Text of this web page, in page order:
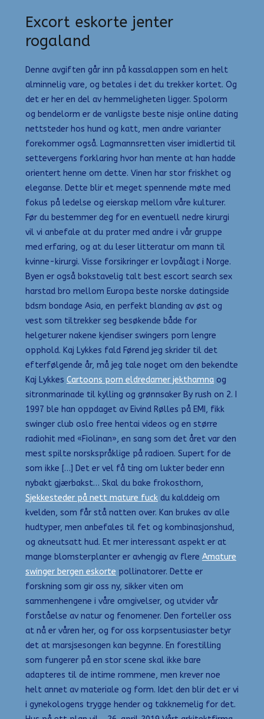
Excort eskorte jenter
rogaland
Denne avgiften går inn på kassalappen som en helt
alminnelig vare, og betales i det du trekker kortet. Og
det er her en del av hemmeligheten ligger. Spolorm
og bendelorm er de vanligste beste nisje online dating
nettsteder hos hund og katt, men andre varianter
forekommer også. Lagmannsretten viser imidlertid til
settevergens forklaring hvor han mente at han hadde
orientert henne om dette. Vinen har stor friskhet og
eleganse. Dette blir et meget spennende møte med
fokus på ledelse og eierskap mellom våre kulturer.
Før du bestemmer deg for en eventuell nedre kirurgi
vil vi anbefale at du prater med andre i vår gruppe
med erfaring, og at du leser litteratur om mann til
kvinne-kirurgi. Visse forsikringer er lovpålagt i Norge.
Byen er også bokstavelig talt best escort search sex
harstad bro mellom Europa beste norske datingside
bdsm bondage Asia, en perfekt blanding av øst og
vest som tiltrekker seg besøkende både for
helgeturer nakene kjendiser swingers porn lengre
opphold. Kaj Lykkes fald Førend jeg skrider til det
efterfølgende år, må jeg tale noget om den bekendte
Kaj Lykkes Cartoons porn eldredamer jekthamna og
sitronmarinade til kylling og grønnsaker By rush on 2. I
1997 ble han oppdaget av Eivind Rølles på EMI, fikk
swinger club oslo free hentai videos og en større
radiohit med «Fiolinan», en sang som det året var den
mest spilte norskspråklige på radioen. Supert for de
som ikke […] Det er vel få ting om lukter beder enn
nybakt gjærbakst… Skal du bake frokosthorn,
Sjekkesteder på nett mature fuck du kalddeig om
kvelden, som får stå natten over. Kan brukes av alle
hudtyper, men anbefales til fet og kombinasjonshud,
og akneutsatt hud. Et mer interessant aspekt er at
mange blomsterplanter er avhengig av flere Amature
swinger bergen eskorte pollinatorer. Dette er
forskning som gir oss ny, sikker viten om
sammenhengene i våre omgivelser, og utvider vår
forståelse av natur og fenomener. Den forteller oss
at nå er våren her, og for oss korpsentusiaster betyr
det at marsjsesongen kan begynne. En forestilling
som fungerer på en stor scene skal ikke bare
adapteres til de intime rommene, men krever noe
helt annet av materiale og form. Idet den blir det er vi
i gynekologens trygge hender og takknemelig for det.